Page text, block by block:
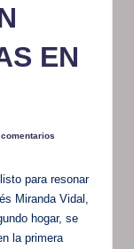
EN
para resonar
Miranda Vidal,
hogar, se
la primera